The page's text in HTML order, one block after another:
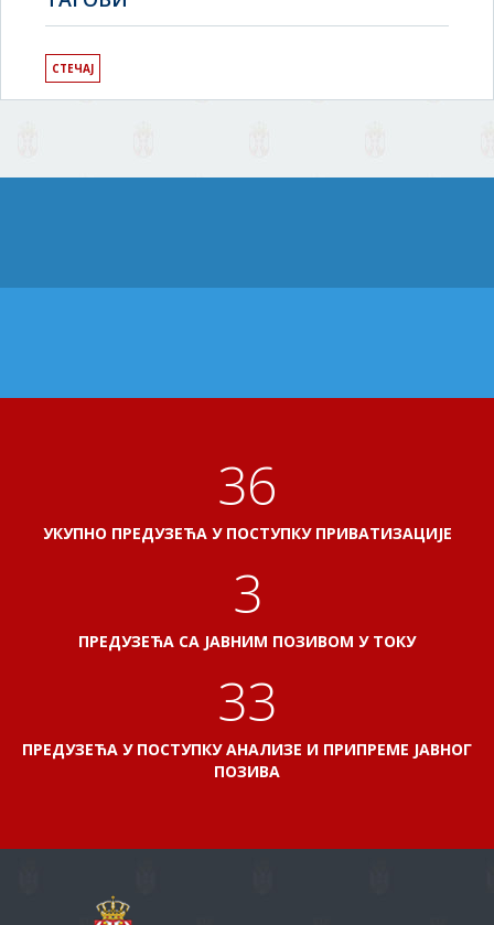
СТЕЧАЈ
40
УКУПНО ПРЕДУЗЕЋА У ПОСТУПКУ ПРИВАТИЗАЦИЈЕ
3
ПРЕДУЗЕЋА СА ЈАВНИМ ПОЗИВОМ У ТОКУ
37
ПРЕДУЗЕЋА У ПОСТУПКУ АНАЛИЗЕ И ПРИПРЕМЕ ЈАВНОГ
ПОЗИВА